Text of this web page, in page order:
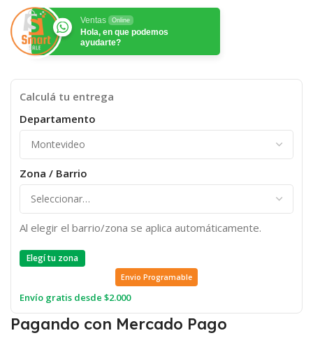
Ventas Online
Hola, en que podemos
ayudarte?
Calculá tu entrega
Departamento
Zona / Barrio
Al elegir el barrio/zona se aplica automáticamente.
Elegí tu zona
Envio Programable
Envío gratis desde $2.000
Pagando con Mercado Pago